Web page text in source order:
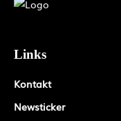
Links
Kontakt
Newsticker